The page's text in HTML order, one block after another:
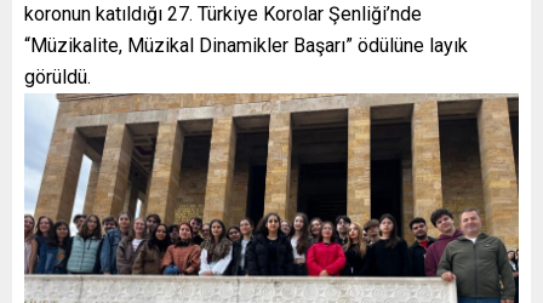
koronun katıldığı 27. Türkiye Korolar Şenliği’nde
“Müzikalite, Müzikal Dinamikler Başarı” ödülüne layık
görüldü.